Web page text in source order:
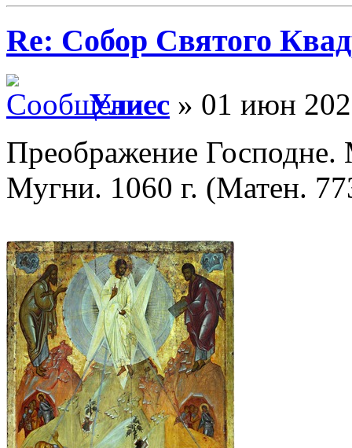
Re: Собор Святого
Улисс » 01 июн
Преображение Господне.
Мугни. 1060 г. (Матен.